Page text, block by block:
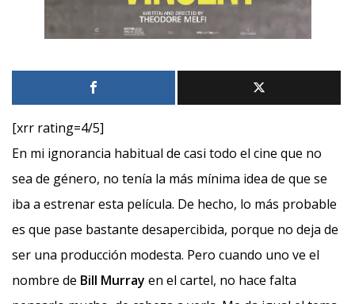
[xrr rating=4/5]
En mi ignorancia habitual de casi todo el cine que no
sea de género, no tenía la más mínima idea de que se
iba a estrenar esta película. De hecho, lo más probable
es que pase bastante desapercibida, porque no deja de
ser una producción modesta. Pero cuando uno ve el
nombre de Bill Murray en el cartel, no hace falta